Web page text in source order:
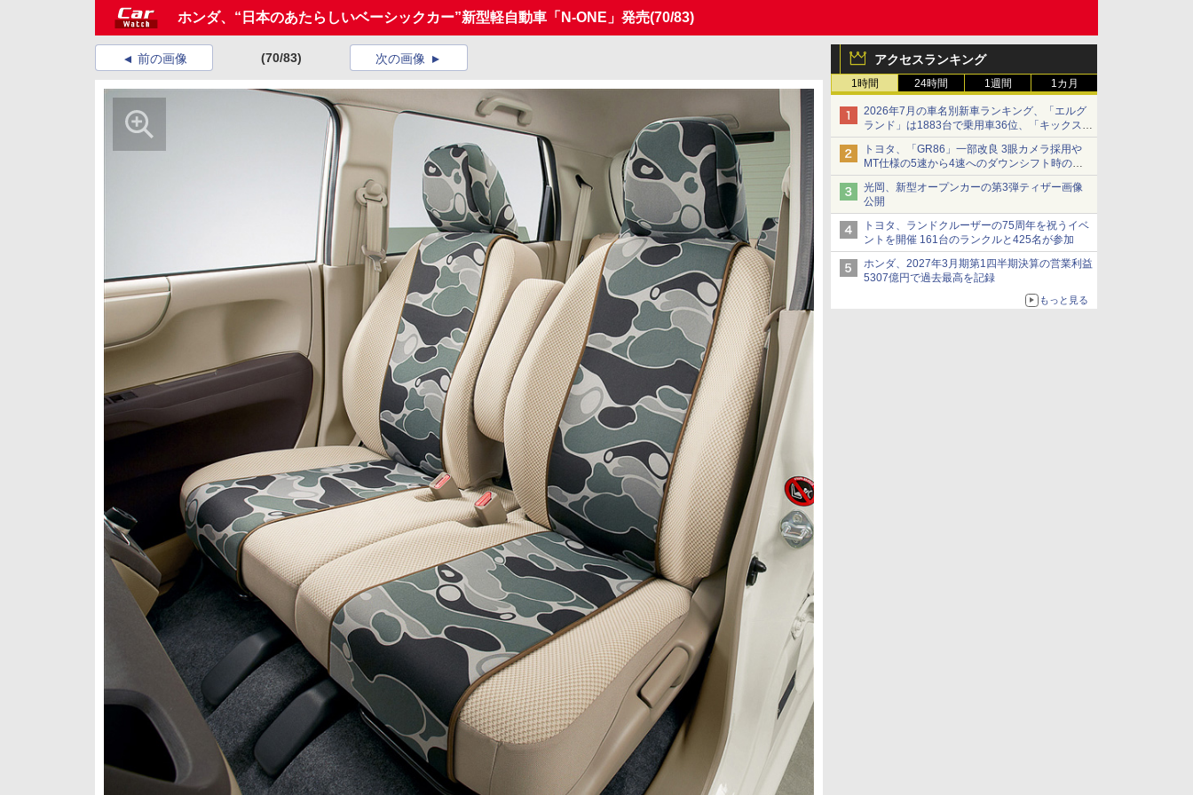
ホンダ、“日本のあたらしいベーシックカー”新型軽自動車「N-ONE」発売(70/83)
アクセスランキング
1時間 24時間 1週間 1カ月
2026年7月の車名別新車ランキング、「エルグ
ランド」は1883台で乗用車36位、「キックス」
は2591台で27位に
トヨタ、「GR86」一部改良 3眼カメラ採用や
MT仕様の5速から4速へのダウンシフト時の操
作性向上など
光岡、新型オープンカーの第3弾ティザー画像
公開
トヨタ、ランドクルーザーの75周年を祝うイベ
ントを開催 161台のランクルと425名が参加
ホンダ、2027年3月期第1四半期決算の営業利益
5307億円で過去最高を記録
もっと見る
前の画像 (70/83) 次の画像